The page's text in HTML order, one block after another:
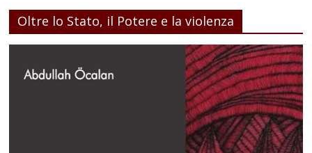
Oltre lo Stato, il Potere e la violenza